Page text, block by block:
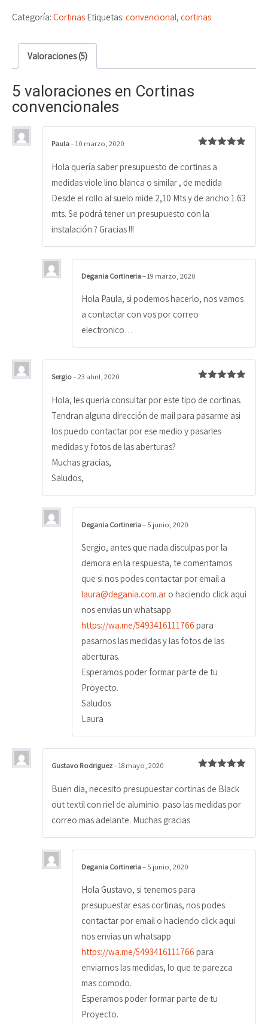
Categoría: Cortinas Etiquetas: convencional, cortinas
Valoraciones (5)
5 valoraciones en Cortinas
convencionales
Paula–10 marzo, 2020
Hola quería saber presupuesto de cortinas a
medidas viole lino blanca o similar , de medida
Desde el rollo al suelo mide 2,10 Mts y de ancho 1.63
mts. Se podrá tener un presupuesto con la
instalación ? Gracias !!!
Degania Cortineria–19 marzo, 2020
Hola Paula, si podemos hacerlo, nos vamos
a contactar con vos por correo
electronico…
con
de 5
Sergio–23 abril, 2020
Hola, les queria consultar por este tipo de cortinas.
Tendran alguna dirección de mail para pasarme asi
los puedo contactar por ese medio y pasarles
medidas y fotos de las aberturas?
Muchas gracias,
Saludos,
Degania Cortineria–5 junio, 2020
Sergio, antes que nada disculpas por la
demora en la respuesta, te comentamos
que si nos podes contactar por email a
laura@degania.com.ar o haciendo click aqui
nos envias un whatsapp
https://wa.me/5493416111766 para
pasarnos las medidas y las fotos de las
aberturas.
Esperamos poder formar parte de tu
Proyecto.
Saludos
Laura
con
5de 5
Gustavo Rodriguez–18 mayo, 2020
Buen dia, necesito presupuestar cortinas de Black
out textil con riel de aluminio. paso las medidas por
correo mas adelante. Muchas gracias
Degania Cortineria–5 junio, 2020
Hola Gustavo, si tenemos para
presupuestar esas cortinas, nos podes
contactar por email o haciendo click aqui
nos envias un whatsapp
https://wa.me/5493416111766 para
enviarnos las medidas, lo que te parezca
mas comodo.
Esperamos poder formar parte de tu
Proyecto.